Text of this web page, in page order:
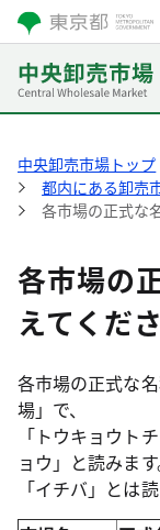
中央卸売市場トップ
都内にある卸売
各市場の正式な
各市場の
えてくだ
各市場の正式な
場」で、
「トウキョウ
ョウ」と読みます
「イチバ」とは